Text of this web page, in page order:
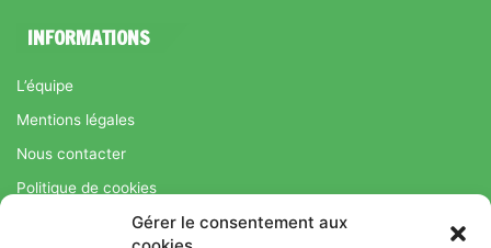
Gérer le consentement aux
INFORMATIONS
L’équipe
Mentions légales
Nous contacter
Politique de cookies
Régime Savoir Maigrir.fr : La méthode Jean-Michel Cohen pour